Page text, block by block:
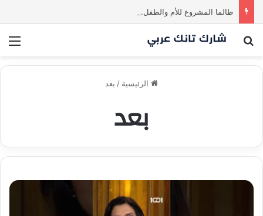
بحث عن
الرئيسية / بعد
بعد